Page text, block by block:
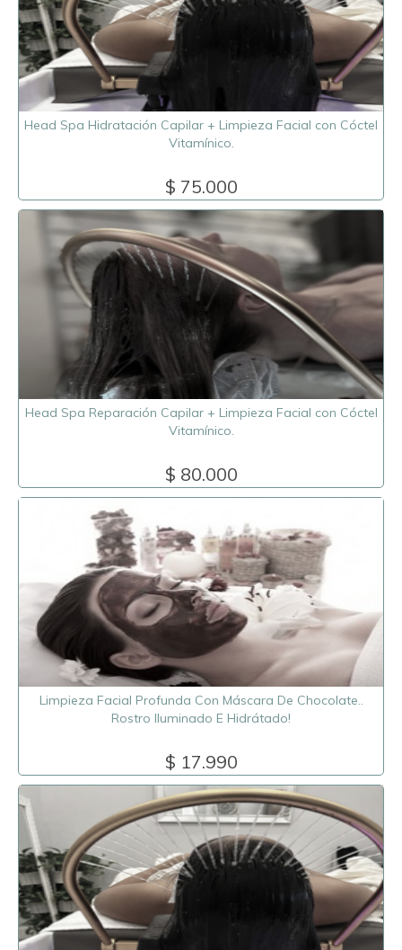
Head Spa Hidratación Capilar + Limpieza Facial con Cóctel
Vitamínico.
$ 75.000
Head Spa Reparación Capilar + Limpieza Facial con Cóctel
Vitamínico.
$ 80.000
Limpieza Facial Profunda Con Máscara De Chocolate..
Rostro Iluminado E Hidrátado!
$ 17.990